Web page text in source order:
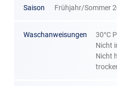
Saison Frühjahr/Sommer
Waschanweisungen
30°C
Nicht
Nicht